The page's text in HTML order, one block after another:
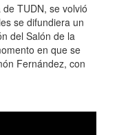
TUDN, se volvió
se difundiera un
del Salón de la
en que se
Fernández, con